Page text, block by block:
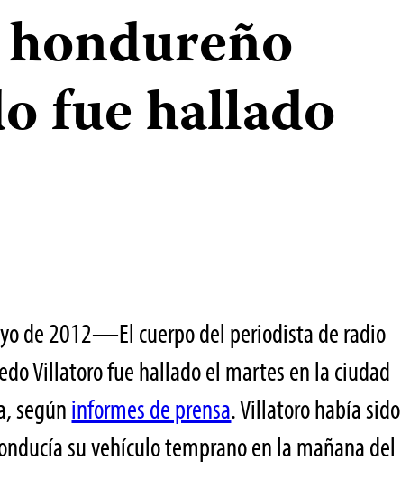
fue hallado
de 2012—El cuerpo del periodista de radio
Villatoro fue hallado el martes en la ciudad
segúninformes de prensa. Villatoro había sido
su vehículo temprano en la mañana del